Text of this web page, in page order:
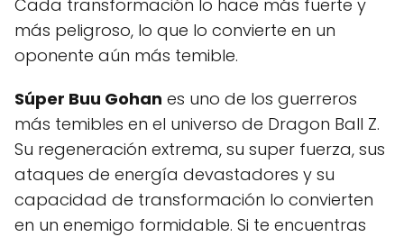
Cada transformación lo hace más fuerte y
más peligroso, lo que lo convierte en un
oponente aún más temible.
Súper Buu Gohan es uno de los guerreros
más temibles en el universo de Dragon Ball Z.
Su regeneración extrema, su super fuerza, sus
ataques de energía devastadores y su
capacidad de transformación lo convierten
en un enemigo formidable. Si te encuentras